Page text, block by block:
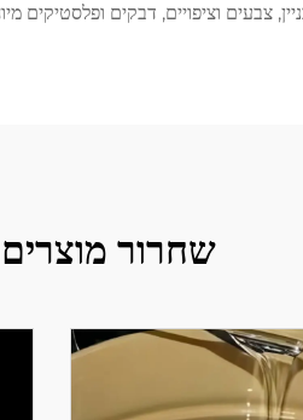
צבעים וציפויים, דבקים
שחרור